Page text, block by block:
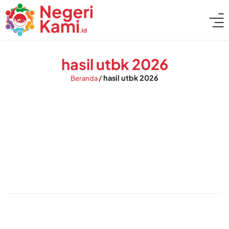
hasil utbk 2026
Beranda/hasil utbk 2026